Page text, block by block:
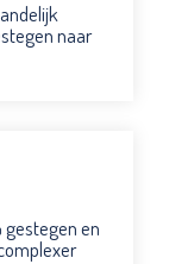
naar
en